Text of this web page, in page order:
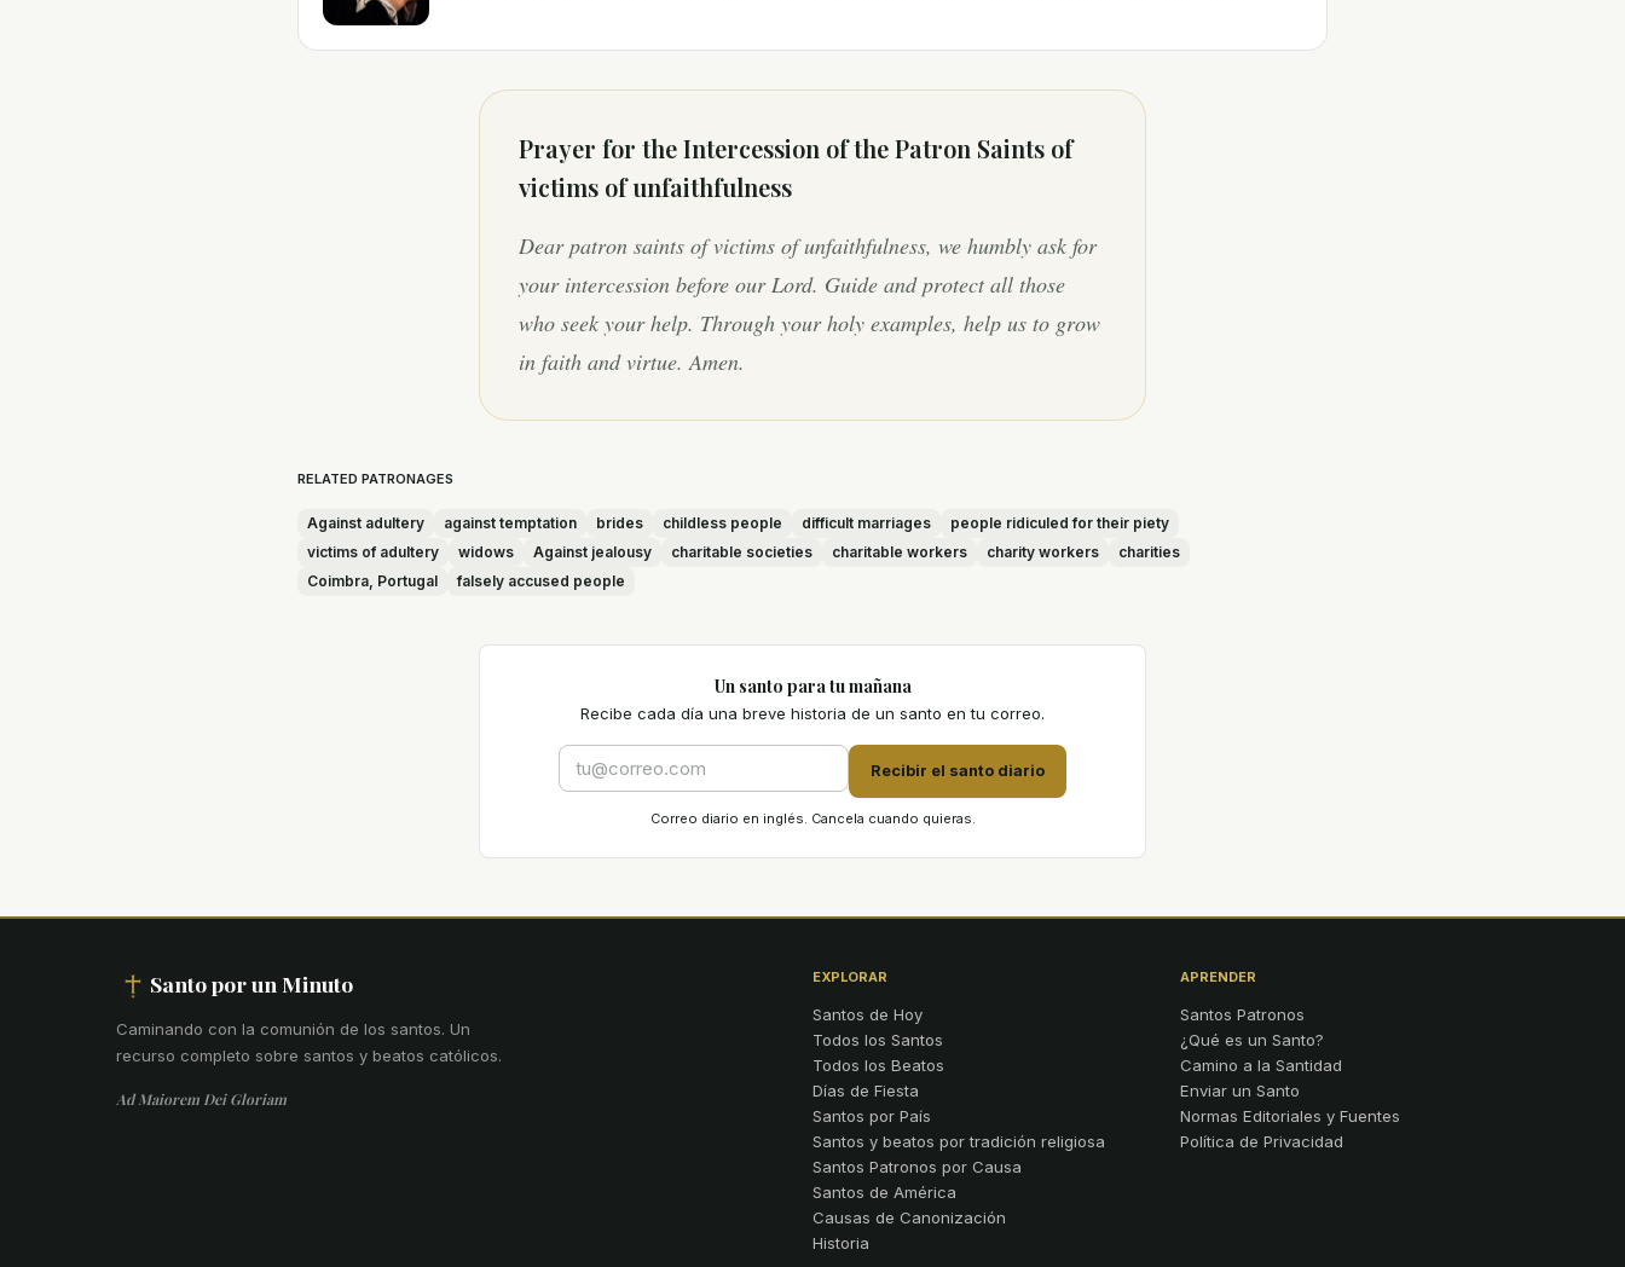
Prayer for the Intercession ofthe Patron Saints of
victims of unfaithfulness
Dear patron saints of victims of unfaithfulness, we humbly ask for
your intercession before our Lord. Guide and protect all those
who seek your help. Through your holy examples, help us to grow
in faith and virtue. Amen.
RELATED PATRONAGES
Against adultery against temptation brides childless people difficult marriages
people ridiculed for their piety
victims of adultery
widows Against jealousy charitable societies charitable workers charity workers
charities
Coimbra, Portugal
falsely accused people
Un santo para tu mañana
Recibe cada día una breve historia de un santo en tu correo.
Recibir el santo diario
Correo diario en inglés. Cancela cuando quieras.
Santo por un Minuto
Caminando con la comunión de los santos. Un
recurso completo sobre santos y beatos católicos.
Ad Maiorem Dei Gloriam
EXPLORAR
Santos de Hoy
Todos los Santos
Todos los Beatos
Días de Fiesta
Santos por País
Santos y beatos por tradición religiosa
Santos Patronos por Causa
Santos de América
Causas de Canonización
Historia
APRENDER
Santos Patronos
¿Qué es un Santo?
Camino a la Santidad
Enviar un Santo
Normas Editoriales y Fuentes
Política de Privacidad